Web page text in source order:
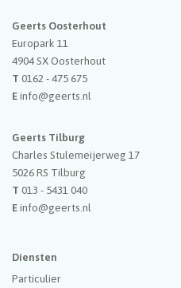
Geerts Oosterhout
Europark 11
4904 SXOosterhout
T 0162 - 475 675
Einfo@geerts.nl
Geerts Tilburg
Charles Stulemeijerweg 17
5026 RS Tilburg
T 013 - 5431 040
Einfo@geerts.nl
Diensten
Particulier